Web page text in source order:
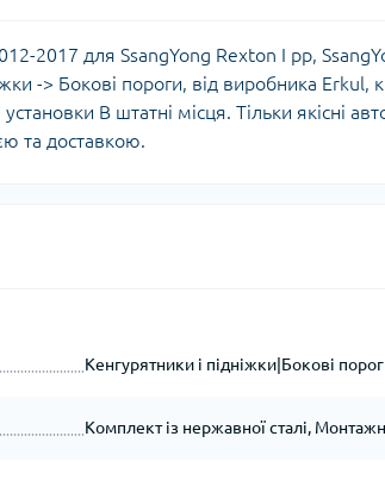
2017 для SsangYong Rexton I рр,
-> Бокові пороги, від виробника Erkul,
В штатні місця. Тільки якісні
та доставкою.
Кенгурятники і підніжки|Бокові
Комплект із нержавної сталі,